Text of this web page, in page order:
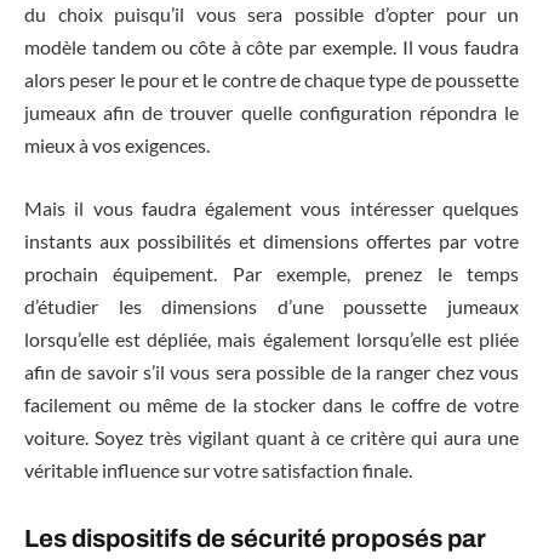
du choix puisqu’il vous sera possible d’opter pour un
modèle tandem ou côte à côte par exemple. Il vous faudra
alors peser le pour et le contre de chaque type de poussette
jumeaux afin de trouver quelle configuration répondra le
mieux à vos exigences.
Mais il vous faudra également vous intéresser quelques
instants aux possibilités et dimensions offertes par votre
prochain équipement. Par exemple, prenez le temps
d’étudier les dimensions d’une poussette jumeaux
lorsqu’elle est dépliée, mais également lorsqu’elle est pliée
afin de savoir s’il vous sera possible de la ranger chez vous
facilement ou même de la stocker dans le coffre de votre
voiture. Soyez très vigilant quant à ce critère qui aura une
véritable influence sur votre satisfaction finale.
Les dispositifs de sécurité proposés par